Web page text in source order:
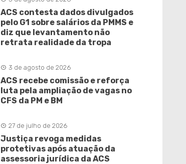
ACS contesta dados divulgados
pelo G1 sobre salários da PMMS e
diz que levantamento não
retrata realidade da tropa
3 de agosto de 2026
ACS recebe comissão e reforça
luta pela ampliação de vagas no
CFS da PM e BM
27 de julho de 2026
Justiça revoga medidas
protetivas após atuação da
assessoria jurídica da ACS